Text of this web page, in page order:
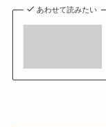
あわせて読みたい